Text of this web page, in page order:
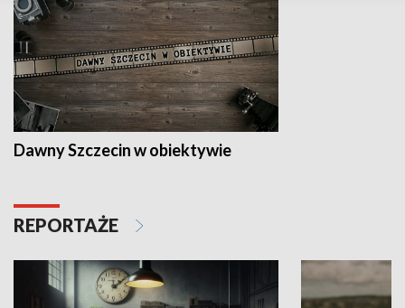
Dawny Szczecin w obiektywie
REPORTAŻE